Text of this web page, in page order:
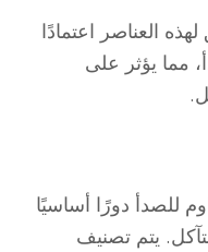
العناصر اعتمادًا
مما يؤثر على
للصدأ دورًا أساسيًا
يتم تصنيف